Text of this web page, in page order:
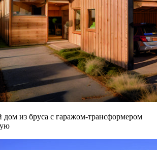
из бруса с гаражом-трансформером